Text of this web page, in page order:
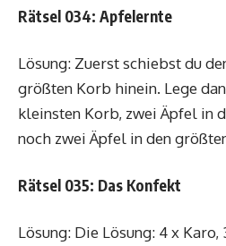
Rätsel 034: Apfelernte
Lösung: Zuerst schiebst du
größten Korb hinein. Lege
kleinsten Korb, zwei Äpfel in
noch zwei Äpfel in den
Rätsel 035: Das Konfekt
Lösung: Die Lösung: 4 x Karo,